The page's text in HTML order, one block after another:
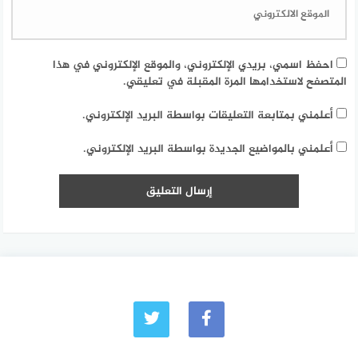
احفظ اسمي، بريدي الإلكتروني، والموقع الإلكتروني في هذا
المتصفح لاستخدامها المرة المقبلة في تعليقي.
أعلمني بمتابعة التعليقات بواسطة البريد الإلكتروني.
أعلمني بالمواضيع الجديدة بواسطة البريد الإلكتروني.